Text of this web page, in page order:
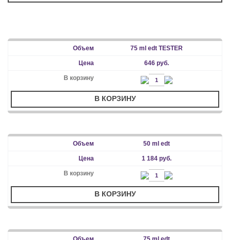
75 ml edt TESTER
646 руб.
В КОРЗИНУ
50 ml edt
1 184 руб.
В КОРЗИНУ